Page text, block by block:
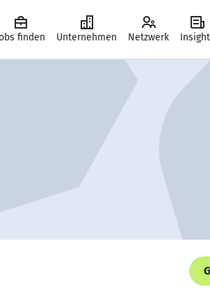
finden Unternehmen Netzwerk